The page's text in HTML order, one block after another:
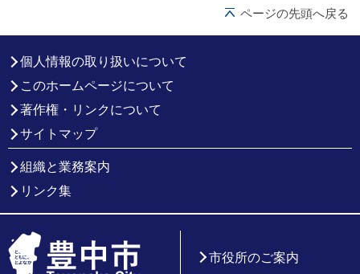
ページの先頭へ戻る
個人情報の取り扱いについて
このホームページについて
著作権・リンクについて
サイトマップ
組織と業務案内
リンク集
市役所のご案内